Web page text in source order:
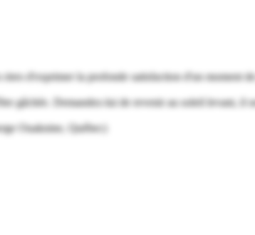
rires d'exprimer la profonde satisfaction d'un moment
gâchée. Demandez-lui de revenir au soleil levant, il
Ouaknine, Québec)